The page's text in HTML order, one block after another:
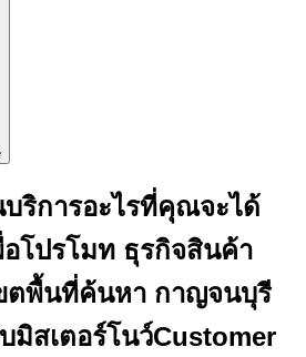
ริการอะไรที่คุณจะได้
อโปรโมท ธุรกิจสินค้า
ตพื้นที่ค้นหา กาญจนบุรี
มิสเตอร์โนว์Customer